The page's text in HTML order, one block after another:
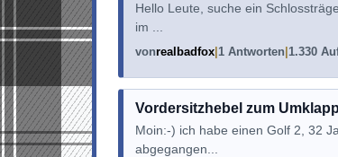
Hello Leute, suche ein
im ...
vonrealbadfox 1 Antworten 1.330
Vordersitzhebel zum
Moin:-) ich habe einen Golf 2, 32
abgegangen...